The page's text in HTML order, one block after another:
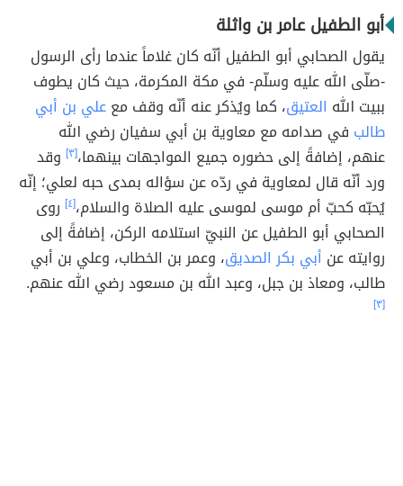
أبو الطفيل عامر بن واثلة
يقول الصحابي أبو الطفيل أنّه كان غلاماً عندما رأى الرسول
-صلّى الله عليه وسلّم- في مكة المكرمة، حيث كان يطوف
ببيت الله العتيق، كما ويُذكر عنه أنّه وقف مععلي بن أبي
طالب في صدامه مع معاوية بن أبي سفيان رضي الله
عنهم، إضافةً إلى حضوره جميع المواجهات بينهما،[٣]
وقد
ورد أنّه قال لمعاوية في ردّه عن سؤاله بمدى حبه لعلي؛ إنّه
يُحبّه كحبّ أم موسى لموسى عليه الصلاة والسلام،[٤]
روى
الصحابي أبو الطفيل عن النبيّ استلامه الركن، إضافةً إلى
روايته عن أبي بكر الصديق، وعمر بن الخطاب، وعلي بن أبي
طالب، ومعاذ بن جبل، وعبد الله بن مسعود رضي الله عنهم.
[٣]